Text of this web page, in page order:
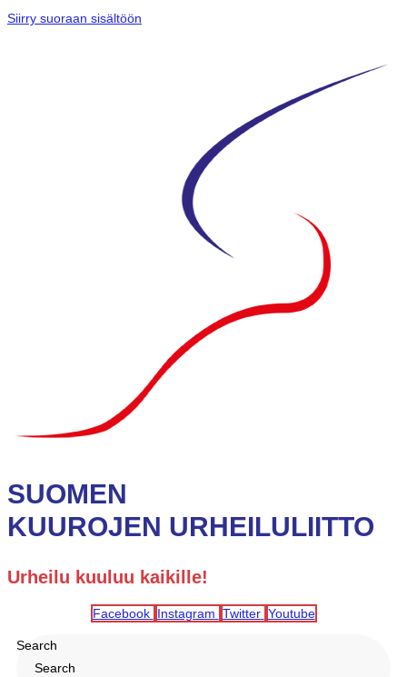
Siirry suoraan sisältöön
SUOMEN
KUUROJEN URHEILULIITTO
Urheilu kuuluu kaikille!
Facebook Instagram Twitter Youtube
Search
Search